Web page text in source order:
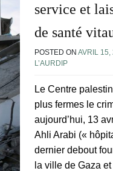
service et
de santé
POSTED ON AVRIL 15,
L’AURDIP
Le Centre
plus fermes le
aujourd’hui, 13
Ahli Arabi («
dernier debout
la ville de Gaza